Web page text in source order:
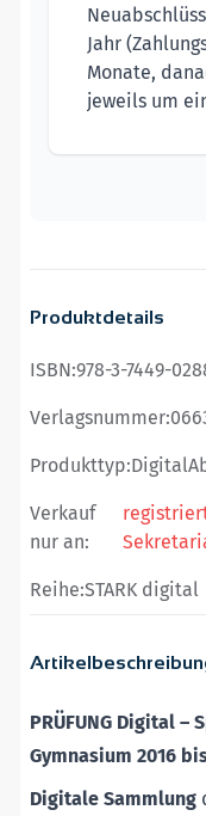
Jahr
Monate,
jeweils um
PRÜFUNG Digital
Gymnasium 2016
Digitale Sammlung
Produktdetails
ISBN:978-3-7449-
Verlagsnummer:
Produkttyp:
Verkauf
nur an:
Reihe:STARK digital